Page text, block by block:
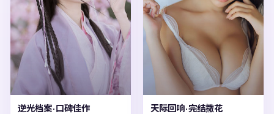
逆光档案·口碑佳作 天际回响·完结撒花